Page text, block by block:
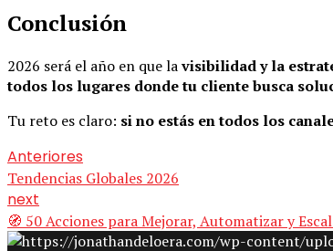
Conclusión
2026 será el año en que lavisibilidad y la
todos los lugares donde tu cliente busca
Tu reto es claro: si no estás en todos los
Anteriores
Tendencias Globales 2026
next
🧭 50 Acciones para Mejorar, Automatizar y